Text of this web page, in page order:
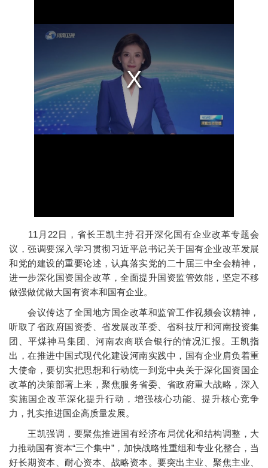
11月22日，省长王凯主持召开深化国有企业改革专题会
议，强调要深入学习贯彻习近平总书记关于国有企业改革发展
和党的建设的重要论述，认真落实党的二十届三中全会精神，
进一步深化国资国企改革，全面提升国资监管效能，坚定不移
做强做优做大国有资本和国有企业。
会议传达了全国地方国企改革和监管工作视频会议精神，
听取了省政府国资委、省发展改革委、省科技厅和河南投资集
团、平煤神马集团、河南农商联合银行的情况汇报。王凯指
出，在推进中国式现代化建设河南实践中，国有企业肩负着重
大使命，要切实把思想和行动统一到党中央关于深化国资国企
改革的决策部署上来，聚焦服务省委、省政府重大战略，深入
实施国企改革深化提升行动，增强核心功能、提升核心竞争
力，扎实推进国企高质量发展。
王凯强调，要聚焦推进国有经济布局优化和结构调整，大
力推动国有资本“三个集中”，加快战略性重组和专业化整合，当
好长期资本、耐心资本、战略资本。要突出主业、聚焦主业、